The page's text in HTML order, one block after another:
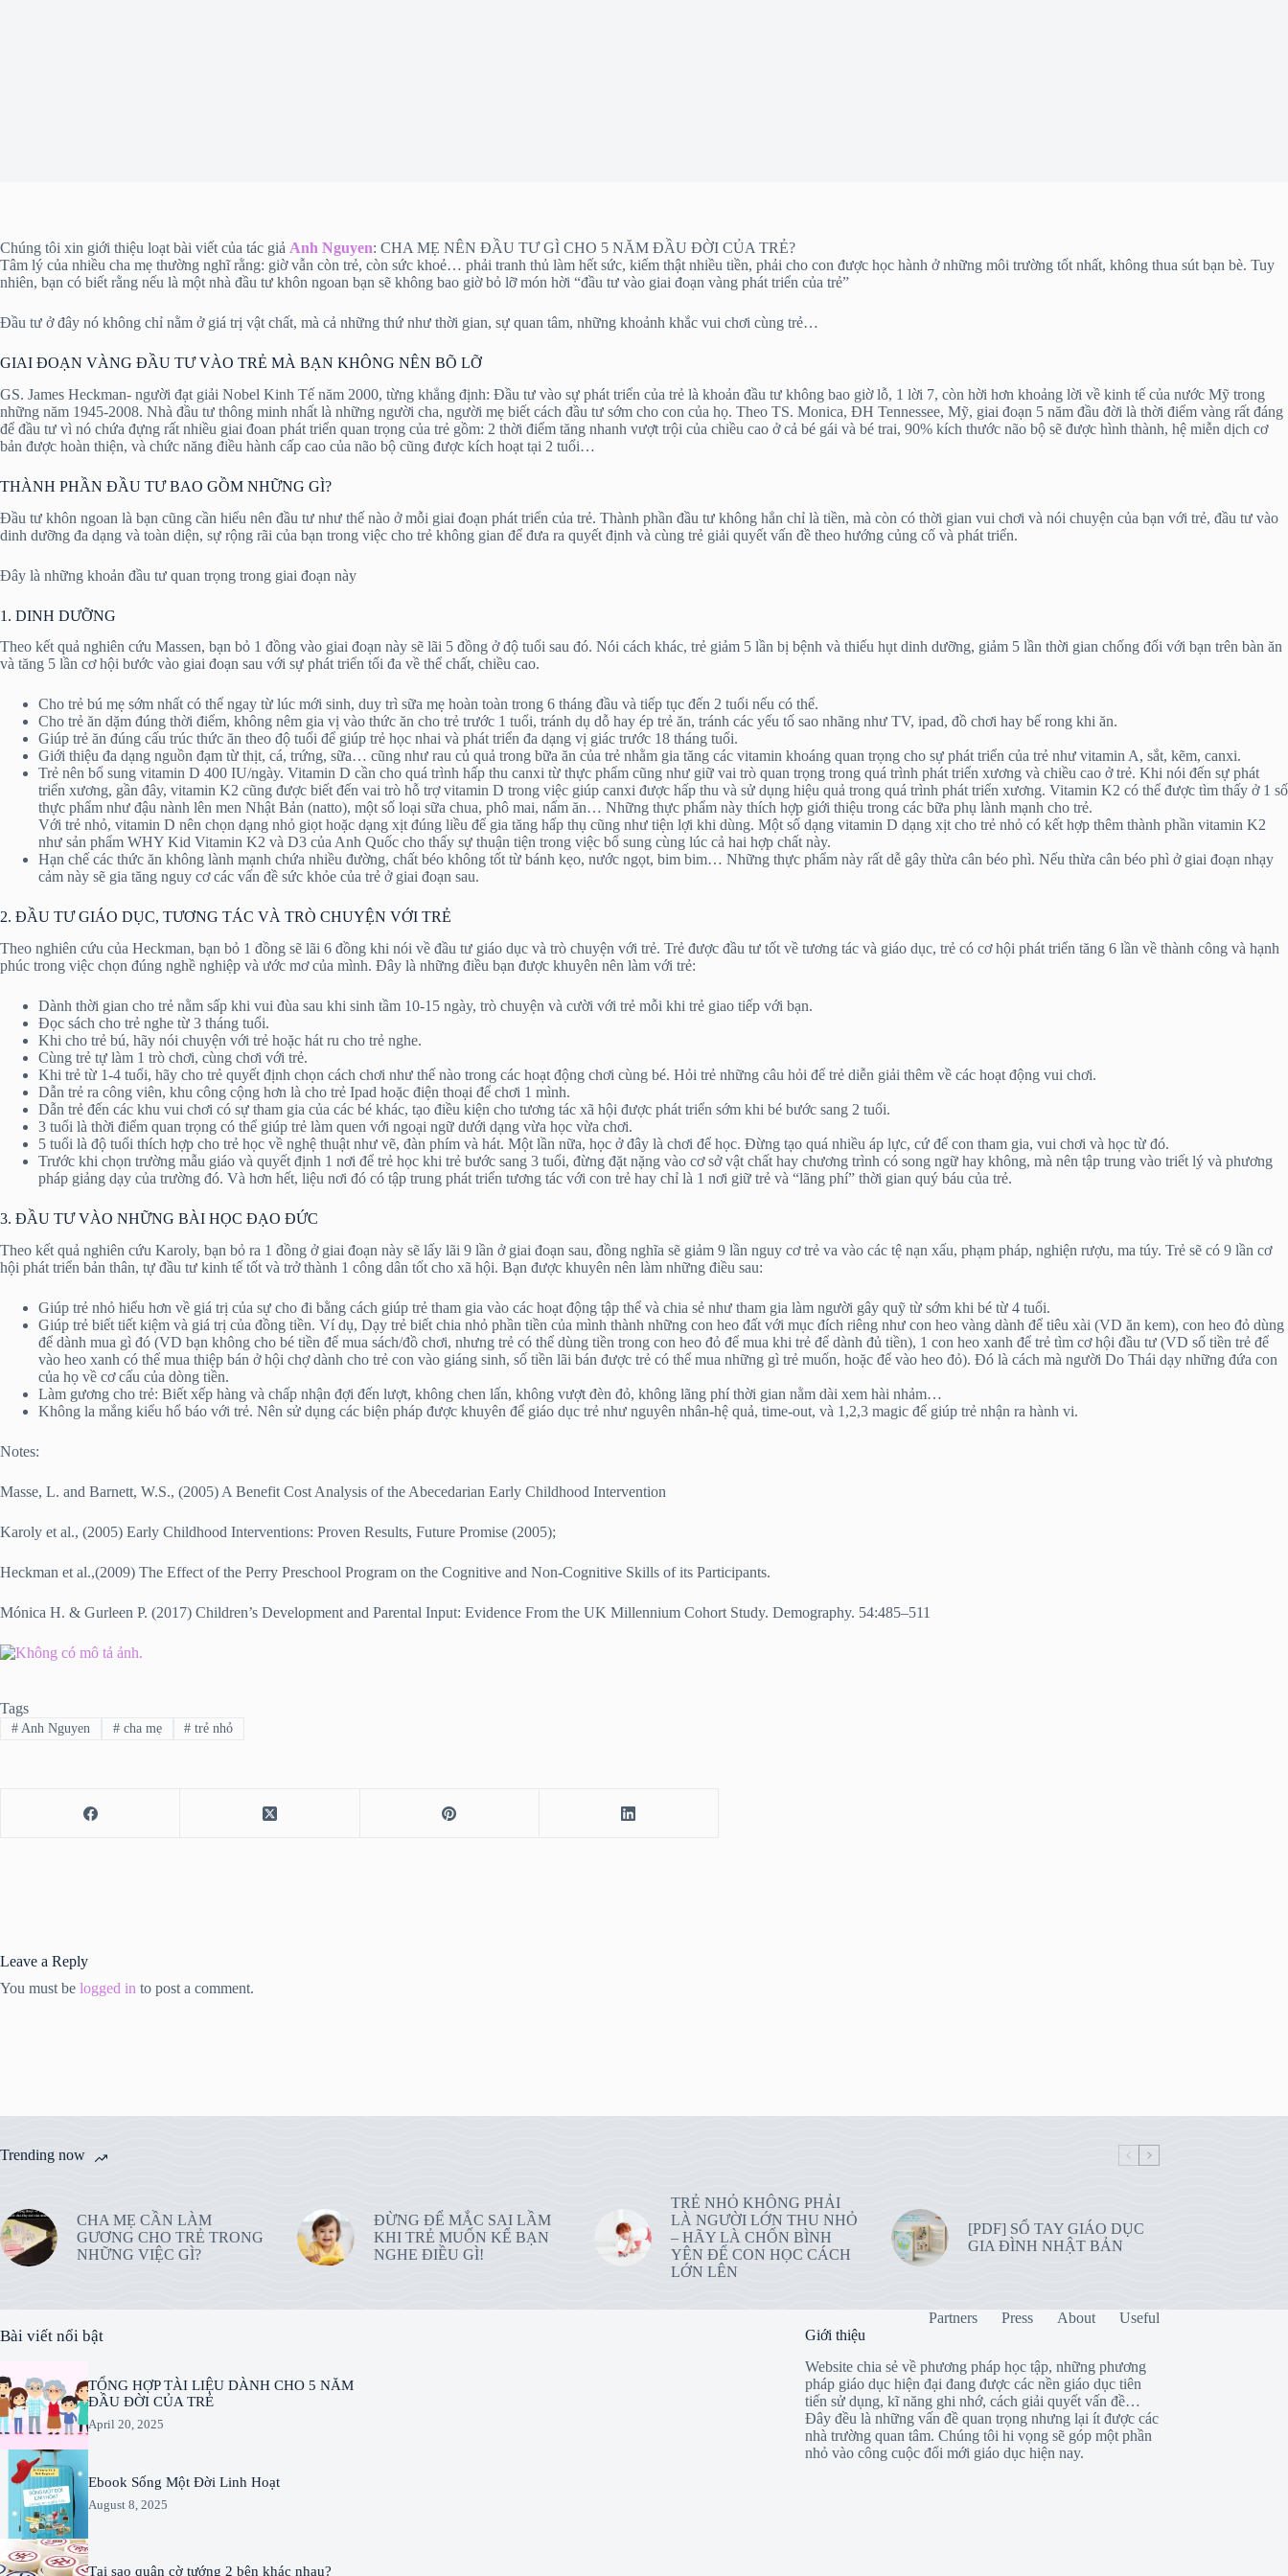
Chúng tôi xin giới thiệu loạt bài viết của tác giả Anh Nguyen: CHA MẸ NÊN ĐẦU TƯ GÌ CHO 5 NĂM ĐẦU ĐỜI CỦA TRẺ?
Tâm lý của nhiều cha mẹ thường nghĩ rằng: giờ vẫn còn trẻ, còn sức khoẻ… phải tranh thủ làm hết sức, kiếm thật nhiều tiền, phải cho con được học hành ở những môi trường tốt nhất, không thua sút bạn bè. Tuy
nhiên, bạn có biết rằng nếu là một nhà đầu tư khôn ngoan bạn sẽ không bao giờ bỏ lỡ món hời “đầu tư vào giai đoạn vàng phát triển của trẻ”
Đầu tư ở đây nó không chỉ nằm ở giá trị vật chất, mà cả những thứ như thời gian, sự quan tâm, những khoảnh khắc vui chơi cùng trẻ…
GIAI ĐOẠN VÀNG ĐẦU TƯ VÀO TRẺ MÀ BẠN KHÔNG NÊN BÕ LỠ
GS. James Heckman- người đạt giải Nobel Kinh Tế năm 2000, từng khẳng định: Đầu tư vào sự phát triển của trẻ là khoản đầu tư không bao giờ lỗ, 1 lời 7, còn hời hơn khoảng lời về kinh tế của nước Mỹ trong
những năm 1945-2008. Nhà đầu tư thông minh nhất là những người cha, người mẹ biết cách đầu tư sớm cho con của họ. Theo TS. Monica, ĐH Tennessee, Mỹ, giai đoạn 5 năm đầu đời là thời điểm vàng rất đáng
để đầu tư vì nó chứa đựng rất nhiều giai đoan phát triển quan trọng của trẻ gồm: 2 thời điểm tăng nhanh vượt trội của chiều cao ở cả bé gái và bé trai, 90% kích thước não bộ sẽ được hình thành, hệ miễn dịch cơ
bản được hoàn thiện, và chức năng điều hành cấp cao của não bộ cũng được kích hoạt tại 2 tuổi…
THÀNH PHẦN ĐẦU TƯ BAO GỒM NHỮNG GÌ?
Đầu tư khôn ngoan là bạn cũng cần hiểu nên đầu tư như thế nào ở mỗi giai đoạn phát triển của trẻ. Thành phần đầu tư không hẳn chỉ là tiền, mà còn có thời gian vui chơi và nói chuyện của bạn với trẻ, đầu tư vào
dinh dưỡng đa dạng và toàn diện, sự rộng rãi của bạn trong việc cho trẻ không gian để đưa ra quyết định và cùng trẻ giải quyết vấn đề theo hướng củng cố và phát triển.
Đây là những khoản đầu tư quan trọng trong giai đoạn này
1. DINH DƯỠNG
Theo kết quả nghiên cứu Massen, bạn bỏ 1 đồng vào giai đoạn này sẽ lãi 5 đồng ở độ tuổi sau đó. Nói cách khác, trẻ giảm 5 lần bị bệnh và thiếu hụt dinh dưỡng, giảm 5 lần thời gian chống đối với bạn trên bàn ăn
và tăng 5 lần cơ hội bước vào giai đoạn sau với sự phát triển tối đa về thể chất, chiều cao.
Cho trẻ bú mẹ sớm nhất có thể ngay từ lúc mới sinh, duy trì sữa mẹ hoàn toàn trong 6 tháng đầu và tiếp tục đến 2 tuổi nếu có thể.
Cho trẻ ăn dặm đúng thời điểm, không nêm gia vị vào thức ăn cho trẻ trước 1 tuổi, tránh dụ dỗ hay ép trẻ ăn, tránh các yếu tố sao nhãng như TV, ipad, đồ chơi hay bế rong khi ăn.
Giúp trẻ ăn đúng cấu trúc thức ăn theo độ tuổi để giúp trẻ học nhai và phát triển đa dạng vị giác trước 18 tháng tuổi.
Giới thiệu đa dạng nguồn đạm từ thịt, cá, trứng, sữa… cũng như rau củ quả trong bữa ăn của trẻ nhằm gia tăng các vitamin khoáng quan trọng cho sự phát triển của trẻ như vitamin A, sắt, kẽm, canxi.
Trẻ nên bổ sung vitamin D 400 IU/ngày. Vitamin D cần cho quá trình hấp thu canxi từ thực phẩm cũng như giữ vai trò quan trọng trong quá trình phát triển xương và chiều cao ở trẻ. Khi nói đến sự phát
triển xương, gần đây, vitamin K2 cũng được biết đến vai trò hỗ trợ vitamin D trong việc giúp canxi được hấp thu và sử dụng hiệu quả trong quá trình phát triển xương. Vitamin K2 có thể được tìm thấy ở 1 số
thực phẩm như đậu nành lên men Nhật Bản (natto), một số loại sữa chua, phô mai, nấm ăn… Những thực phẩm này thích hợp giới thiệu trong các bữa phụ lành mạnh cho trẻ.
Với trẻ nhỏ, vitamin D nên chọn dạng nhỏ giọt hoặc dạng xịt đúng liều để gia tăng hấp thụ cũng như tiện lợi khi dùng. Một số dạng vitamin D dạng xịt cho trẻ nhỏ có kết hợp thêm thành phần vitamin K2
như sản phẩm WHY Kid Vitamin K2 và D3 của Anh Quốc cho thấy sự thuận tiện trong việc bổ sung cùng lúc cả hai hợp chất này.
Hạn chế các thức ăn không lành mạnh chứa nhiều đường, chất béo không tốt từ bánh kẹo, nước ngọt, bim bim… Những thực phẩm này rất dễ gây thừa cân béo phì. Nếu thừa cân béo phì ở giai đoạn nhạy
cảm này sẽ gia tăng nguy cơ các vấn đề sức khỏe của trẻ ở giai đoạn sau.
2. ĐẦU TƯ GIÁO DỤC, TƯƠNG TÁC VÀ TRÒ CHUYỆN VỚI TRẺ
Theo nghiên cứu của Heckman, bạn bỏ 1 đồng sẽ lãi 6 đồng khi nói về đầu tư giáo dục và trò chuyện với trẻ. Trẻ được đầu tư tốt về tương tác và giáo dục, trẻ có cơ hội phát triển tăng 6 lần về thành công và hạnh
phúc trong việc chọn đúng nghề nghiệp và ước mơ của mình. Đây là những điều bạn được khuyên nên làm với trẻ:
Dành thời gian cho trẻ nằm sấp khi vui đùa sau khi sinh tầm 10-15 ngày, trò chuyện và cười với trẻ mỗi khi trẻ giao tiếp với bạn.
Đọc sách cho trẻ nghe từ 3 tháng tuổi.
Khi cho trẻ bú, hãy nói chuyện với trẻ hoặc hát ru cho trẻ nghe.
Cùng trẻ tự làm 1 trò chơi, cùng chơi với trẻ.
Khi trẻ từ 1-4 tuổi, hãy cho trẻ quyết định chọn cách chơi như thế nào trong các hoạt động chơi cùng bé. Hỏi trẻ những câu hỏi để trẻ diễn giải thêm về các hoạt động vui chơi.
Dẫn trẻ ra công viên, khu công cộng hơn là cho trẻ Ipad hoặc điện thoại để chơi 1 mình.
Dẫn trẻ đến các khu vui chơi có sự tham gia của các bé khác, tạo điều kiện cho tương tác xã hội được phát triển sớm khi bé bước sang 2 tuổi.
3 tuổi là thời điểm quan trọng có thể giúp trẻ làm quen với ngoại ngữ dưới dạng vừa học vừa chơi.
5 tuổi là độ tuổi thích hợp cho trẻ học về nghệ thuật như vẽ, đàn phím và hát. Một lần nữa, học ở đây là chơi để học. Đừng tạo quá nhiều áp lực, cứ để con tham gia, vui chơi và học từ đó.
Trước khi chọn trường mẫu giáo và quyết định 1 nơi để trẻ học khi trẻ bước sang 3 tuổi, đừng đặt nặng vào cơ sở vật chất hay chương trình có song ngữ hay không, mà nên tập trung vào triết lý và phương
pháp giảng dạy của trường đó. Và hơn hết, liệu nơi đó có tập trung phát triển tương tác với con trẻ hay chỉ là 1 nơi giữ trẻ và “lãng phí” thời gian quý báu của trẻ.
3. ĐẦU TƯ VÀO NHỮNG BÀI HỌC ĐẠO ĐỨC
Theo kết quả nghiên cứu Karoly, bạn bỏ ra 1 đồng ở giai đoạn này sẽ lấy lãi 9 lần ở giai đoạn sau, đồng nghĩa sẽ giảm 9 lần nguy cơ trẻ va vào các tệ nạn xấu, phạm pháp, nghiện rượu, ma túy. Trẻ sẽ có 9 lần cơ
hội phát triển bản thân, tự đầu tư kinh tế tốt và trở thành 1 công dân tốt cho xã hội. Bạn được khuyên nên làm những điều sau:
Giúp trẻ nhỏ hiểu hơn về giá trị của sự cho đi bằng cách giúp trẻ tham gia vào các hoạt động tập thể và chia sẻ như tham gia làm người gây quỹ từ sớm khi bé từ 4 tuổi.
Giúp trẻ biết tiết kiệm và giá trị của đồng tiền. Ví dụ, Dạy trẻ biết chia nhỏ phần tiền của mình thành những con heo đất với mục đích riêng như con heo vàng dành để tiêu xài (VD ăn kem), con heo đỏ dùng
để dành mua gì đó (VD bạn không cho bé tiền để mua sách/đồ chơi, nhưng trẻ có thể dùng tiền trong con heo đỏ để mua khi trẻ để dành đủ tiền), 1 con heo xanh để trẻ tìm cơ hội đầu tư (VD số tiền trẻ để
vào heo xanh có thể mua thiệp bán ở hội chợ dành cho trẻ con vào giáng sinh, số tiền lãi bán được trẻ có thể mua những gì trẻ muốn, hoặc để vào heo đỏ). Đó là cách mà người Do Thái dạy những đứa con
của họ về cơ cấu của dòng tiền.
Làm gương cho trẻ: Biết xếp hàng và chấp nhận đợi đến lượt, không chen lấn, không vượt đèn đỏ, không lãng phí thời gian nằm dài xem hài nhảm…
Không la mắng kiểu hổ báo với trẻ. Nên sử dụng các biện pháp được khuyên để giáo dục trẻ như nguyên nhân-hệ quả, time-out, và 1,2,3 magic để giúp trẻ nhận ra hành vi.
Notes:
Masse, L. and Barnett, W.S., (2005) A Benefit Cost Analysis of the Abecedarian Early Childhood Intervention
Karoly et al., (2005) Early Childhood Interventions: Proven Results, Future Promise (2005);
Heckman et al.,(2009) The Effect of the Perry Preschool Program on the Cognitive and Non-Cognitive Skills of its Participants.
Mónica H. & Gurleen P. (2017) Children’s Development and Parental Input: Evidence From the UK Millennium Cohort Study. Demography. 54:485–511
Tags
#Anh Nguyen #cha mẹ # trẻ nhỏ
Leave a Reply
You must be logged in to post a comment.
Trending now
CHA MẸ CẦN LÀM
GƯƠNG CHO TRẺ TRONG
NHỮNG VIỆC GÌ?
ĐỪNG ĐỂ MẮC SAI LẦM
KHI TRẺ MUỐN KỂ BẠN
NGHE ĐIỀU GÌ!
TRẺ NHỎ KHÔNG PHẢI
LÀ NGƯỜI LỚN THU NHỎ
– HÃY LÀ CHỐN BÌNH
YÊN ĐỂ CON HỌC CÁCH
LỚN LÊN
[PDF] SỔ TAY GIÁO DỤC
GIA ĐÌNH NHẬT BẢN
Partners Press About Useful
Bài viết nổi bật
TỔNG HỢP TÀI LIỆU DÀNH CHO 5 NĂM
ĐẦU ĐỜI CỦA TRẺ
April 20, 2025
Ebook Sống Một Đời Linh Hoạt
August 8, 2025
Tại sao quân cờ tướng 2 bên khác nhau?
Giới thiệu
Website chia sẻ về phương pháp học tập, những phương
pháp giáo dục hiện đại đang được các nền giáo dục tiên
tiến sử dụng, kĩ năng ghi nhớ, cách giải quyết vấn đề…
Đây đều là những vấn đề quan trọng nhưng lại ít được các
nhà trường quan tâm. Chúng tôi hi vọng sẽ góp một phần
nhỏ vào công cuộc đổi mới giáo dục hiện nay.